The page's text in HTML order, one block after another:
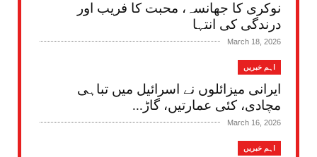
نوکری کا جھانسہ، محبت کا فریب اور
درندگی کی انتہا
March 18, 2026
اہم خبریں
ایرانی میزائلوں نے اسرائیل میں تباہی
مچادی، کئی عمارتیں، گاڑ...
March 16, 2026
اہم خبریں